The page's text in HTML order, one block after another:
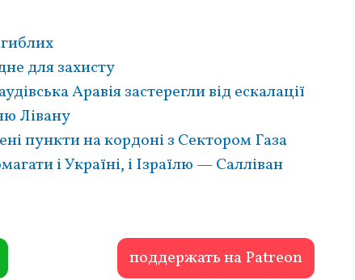
для захисту
Аравія застерегли від ескалації
Лівану
пункти на кордоні з Сектором Газа
і Україні, і Ізраїлю — Салліван
поддержать на Patreon